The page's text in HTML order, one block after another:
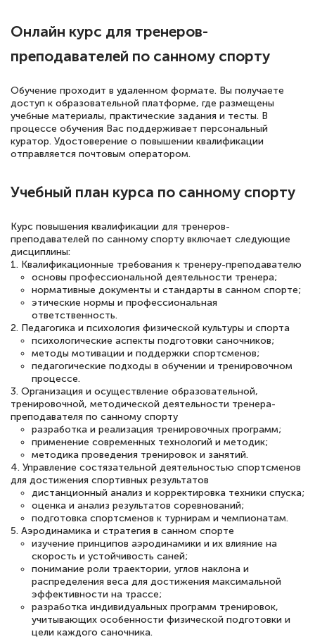
12 марта 2026
вежливое сопровождение! Всё чётко и
понятно! Проходила повышение
квалификации. Ещё раз - СПАСИБО!
Елена Петрикс
11 марта 2026
Всем добрый день! Я прошла курс
повышени каалификации по
специальности «Тренер-преподаватель
по тяжелой атлетике»! Хочется
подчеркуть, что при обращении
оперативно связались со мной
специалисты, ответили на все
интересующие вопросы и в течении
двух…
Светлана К
Знаток города 7 уровня
10 марта 2026
Оставила заявку на обучение онлайн, мне
быстро ответили, разъяснили все детали.
Обучение понравилось: огромное
количество тематической литературы,
Онлайн курс для тренеров-
преподавателей по санному спорту
Обучение проходит в удаленном формате. Вы получаете
доступ к образовательной платформе, где размещены
учебные материалы, практические задания и тесты. В
процессе обучения Вас поддерживает персональный
куратор. Удостоверение о повышении квалификации
отправляется почтовым оператором.
Учебный план курса по санному спорту
Курс повышения квалификации для тренеров-
преподавателей по санному спорту включает следующие
дисциплины:
1. Квалификационные требования к тренеру-преподавателю
основы профессиональной деятельности тренера;
нормативные документы и стандарты в санном спорте;
этические нормы и профессиональная
ответственность.
2. Педагогика и психология физической культуры и спорта
психологические аспекты подготовки саночников;
методы мотивации и поддержки спортсменов;
педагогические подходы в обучении и тренировочном
процессе.
3. Организация и осуществление образовательной,
тренировочной, методической деятельности тренера-
преподавателя по санному спорту
разработка и реализация тренировочных программ;
применение современных технологий и методик;
методика проведения тренировок и занятий.
4. Управление состязательной деятельностью спортсменов
для достижения спортивных результатов
дистанционный анализ и корректировка техники спуска;
оценка и анализ результатов соревнований;
подготовка спортсменов к турнирам и чемпионатам.
5. Аэродинамика и стратегия в санном спорте
изучение принципов аэродинамики и их влияние на
скорость и устойчивость саней;
понимание роли траектории, углов наклона и
распределения веса для достижения максимальной
эффективности на трассе;
разработка индивидуальных программ тренировок,
учитывающих особенности физической подготовки и
цели каждого саночника.